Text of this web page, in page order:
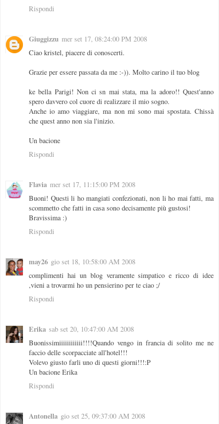
Rispondi
Giuggizzu mer set 17, 08:24:00 PM 2008
Ciao kristel, piacere di conoscerti.
Grazie per essere passata da me :-)). Molto carino il tuo blog
ke bella Parigi! Non ci sn mai stata, ma la adoro!! Quest'anno
spero davvero col cuore di realizzare il mio sogno.
Anche io amo viaggiare, ma non mi sono mai spostata. Chissà
che quest anno non sia l'inizio.
Un bacione
Rispondi
Flavia mer set 17, 11:15:00 PM 2008
Buoni! Questi li ho mangiati confezionati, non li ho mai fatti, ma
scommetto che fatti in casa sono decisamente più gustosi!
Bravissima :)
Rispondi
may26 gio set 18, 10:58:00 AM 2008
complimenti hai un blog veramente simpatico e ricco di idee
,vieni a trovarmi ho un pensierino per te ciao ;/
Rispondi
Erika sab set 20, 10:47:00 AM 2008
Buonissimiiiiiiiiiiii!!!!Quando vengo in francia di solito me ne
faccio delle scorpacciate all'hotel!!!
Volevo giusto farli uno di questi giorni!!!:P
Un bacione Erika
Rispondi
Antonella gio set 25, 09:37:00 AM 2008